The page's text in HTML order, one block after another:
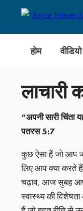
होम
लाचारी
“अपनी सारी चिंता
पतरस 5:7
कुछ ऐसा हैं जो आप
लिए आप क्या करते
चढ़ाव, आज सुबह
स्वास्थ्य की